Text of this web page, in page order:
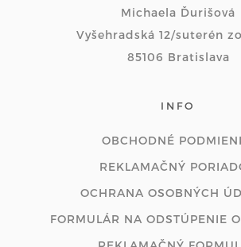
Michaela Ďurišová
Vyšehradská 12/suterén
85106 Bratislava
INFO
OBCHODNÉ
REKLAMAČNÝ
OCHRANA OSOBNÝCH
FORMULÁR NA ODSTÚPENIE